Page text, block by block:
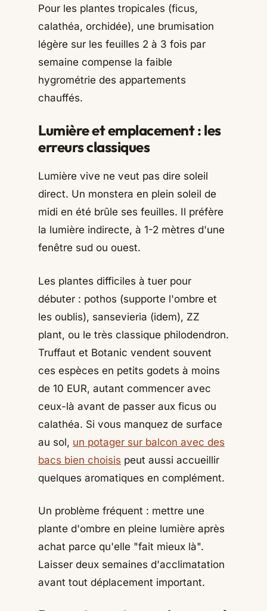
Pour les plantes tropicales (ficus,
calathéa, orchidée), une brumisation
légère sur les feuilles 2 à 3 fois par
semaine compense la faible
hygrométrie des appartements
chauffés.
Lumière et emplacement : les
erreurs classiques
Lumière vive ne veut pas dire soleil
direct. Un monstera en plein soleil de
midi en été brûle ses feuilles. Il préfère
la lumière indirecte, à 1-2 mètres d'une
fenêtre sud ou ouest.
Les plantes difficiles à tuer pour
débuter : pothos (supporte l'ombre et
les oublis), sansevieria (idem), ZZ
plant, ou le très classique philodendron.
Truffaut et Botanic vendent souvent
ces espèces en petits godets à moins
de 10 EUR, autant commencer avec
ceux-là avant de passer aux ficus ou
calathéa. Si vous manquez de surface
au sol, un potager sur balcon avec des
bacs bien choisis peut aussi accueillir
quelques aromatiques en complément.
Un problème fréquent : mettre une
plante d'ombre en pleine lumière après
achat parce qu'elle "fait mieux là".
Laisser deux semaines d'acclimatation
avant tout déplacement important.